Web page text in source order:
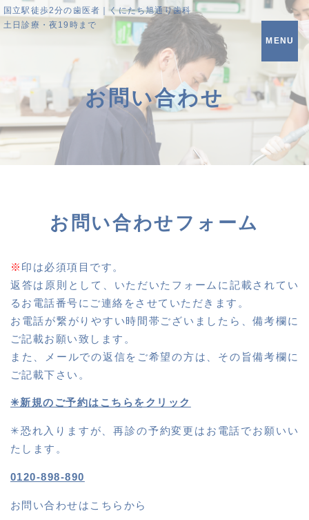
国立駅徒歩2分の歯医者｜くにたち旭通り歯科
土日診療・夜19時まで
MENU
お問い合わせ
お問い合わせフォーム
※ 印は必須項目です。
返答は原則として、いただいたフォームに記載されてい
るお電話番号にご連絡をさせていただきます。
お電話が繋がりやすい時間帯ございましたら、備考欄に
ご記載お願い致します。
また、メールでの返信をご希望の方は、その旨備考欄に
ご記載下さい。
✳︎新規のご予約はこちらをクリック
✳︎恐れ入りますが、再診の予約変更はお電話でお願いい
たします。
0120-898-890
お問い合わせはこちらから